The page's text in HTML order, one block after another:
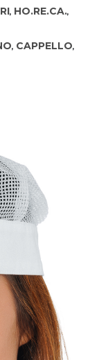
, HO.RE.CA.,
, CAPPELLO,